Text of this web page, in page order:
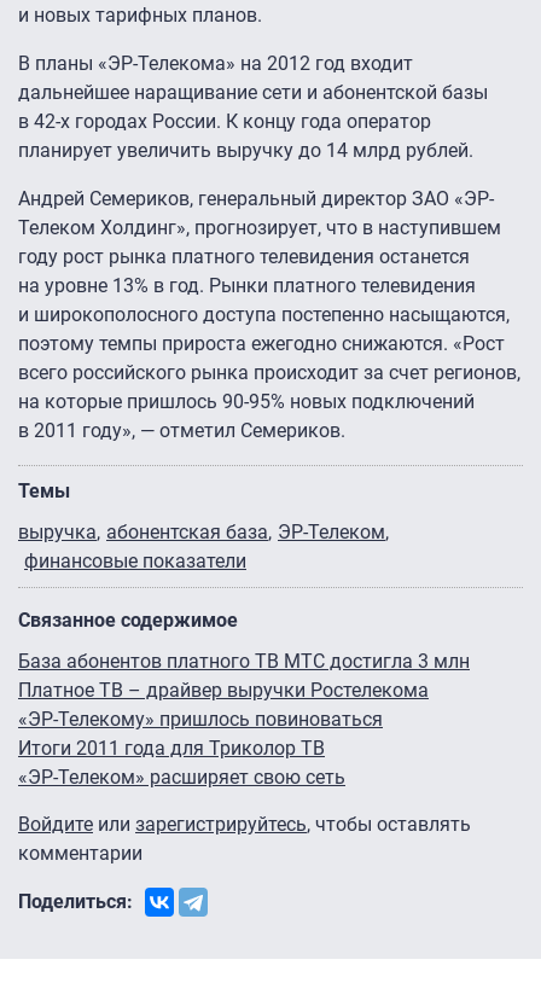
и новых тарифных планов.
В планы «ЭР-Телекома» на 2012 год входит
дальнейшее наращивание сети и абонентской базы
в 42-х городах России. К концу года оператор
планирует увеличить выручку до 14 млрд рублей.
Андрей Семериков, генеральный директор ЗАО «ЭР-
Телеком Холдинг», прогнозирует, что в наступившем
году рост рынка платного телевидения останется
на уровне 13% в год. Рынки платного телевидения
и широкополосного доступа постепенно насыщаются,
поэтому темпы прироста ежегодно снижаются. «Рост
всего российского рынка происходит за счет регионов,
на которые пришлось 90-95% новых подключений
в 2011 году», — отметил Семериков.
Темы
выручка абонентская база ЭР-Телеком
финансовые показатели
Связанное содержимое
База абонентов платного ТВ МТС достигла 3 млн
Платное ТВ – драйвер выручки Ростелекома
«ЭР-Телекому» пришлось повиноваться
Итоги 2011 года для Триколор ТВ
«ЭР-Телеком» расширяет свою сеть
Войдите или зарегистрируйтесь, чтобы оставлять
комментарии
Поделиться: